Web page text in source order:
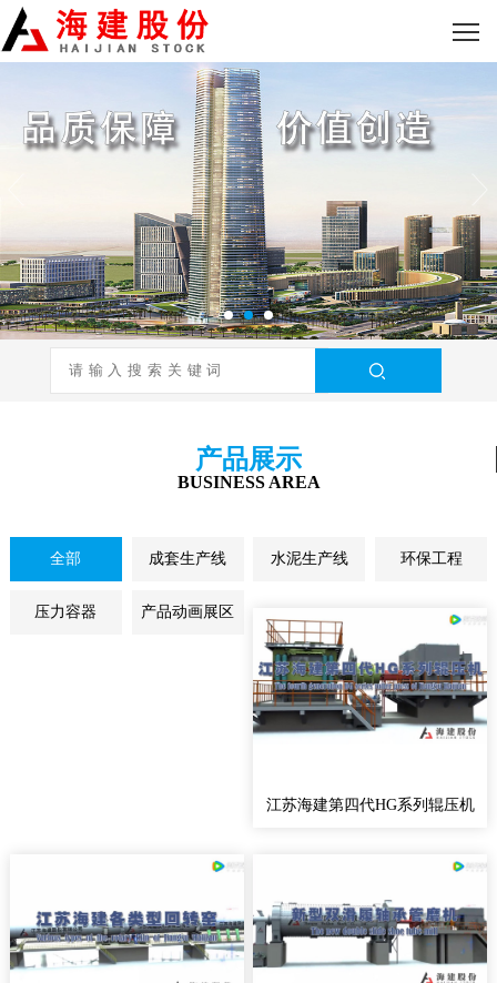
产品展示
BUSINESS AREA
全部 成套生产线 水泥生产线 环保工程
压力容器 产品动画展区
江苏海建第四代HG系列辊压机